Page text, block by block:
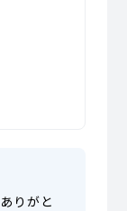
りがと